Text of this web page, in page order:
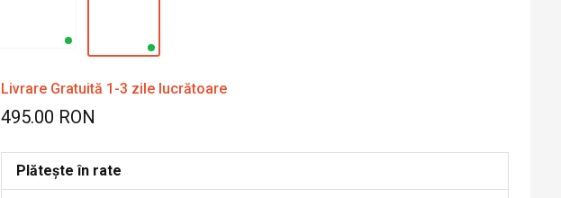
Livrare Gratuită 1-3 zile lucrătoare
495.00 RON
Plătește în rate